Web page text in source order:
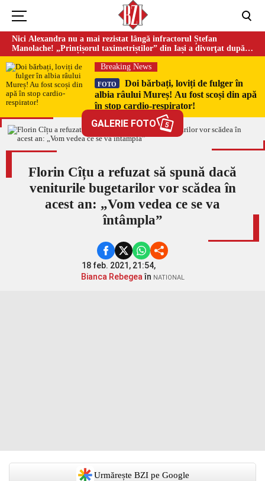
Nici Alexandra nu a mai rezistat lângă infractorul Ștefan
Manolache! „Prințișorul taximetriștilor” din Iași a divorţat după
doi ani de căsnicie
Breaking News
FOTO
Doi bărbați, loviți de fulger în
albia râului Mureș! Au fost scoși din apă
în stop cardio-respirator!
GALERIE FOTO 5
Florin Cîțu a refuzat să spună dacă
veniturile bugetarilor vor scădea în
acest an: „Vom vedea ce se va
întâmpla”
18 feb. 2021, 21:54,
Bianca Rebegeaîn NATIONAL
Urmărește BZI pe Google